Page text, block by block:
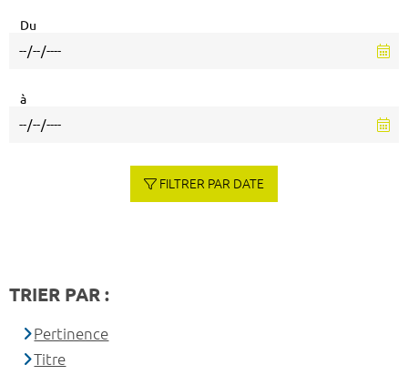
Du
à
FILTRER PAR DATE
TRIER PAR :
Pertinence
Titre